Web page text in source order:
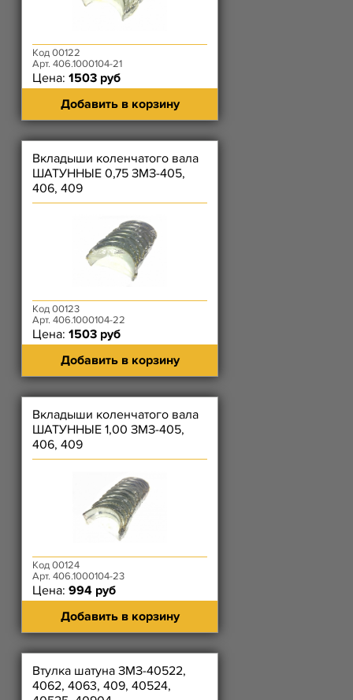
Код 00122
Арт. 406.1000104-21
Цена: 1503 руб
Добавить в корзину
Вкладыши коленчатого вала
ШАТУННЫЕ 0,75 ЗМЗ-405,
406, 409
Код 00123
Арт. 406.1000104-22
Цена: 1503 руб
Добавить в корзину
Вкладыши коленчатого вала
ШАТУННЫЕ 1,00 ЗМЗ-405,
406, 409
Код 00124
Арт. 406.1000104-23
Цена: 994 руб
Добавить в корзину
Втулка шатуна ЗМЗ-40522,
4062, 4063, 409, 40524,